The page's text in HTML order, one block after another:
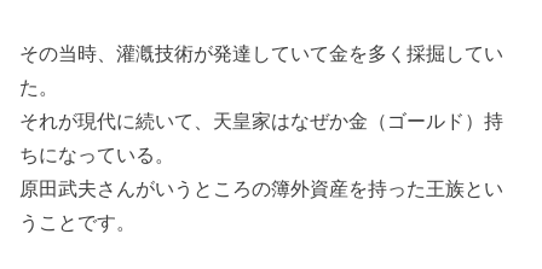
その当時、灌漑技術が発達していて金を多く採掘してい
た。
それが現代に続いて、天皇家はなぜか金（ゴールド）持
ちになっている。
原田武夫さんがいうところの簿外資産を持った王族とい
うことです。